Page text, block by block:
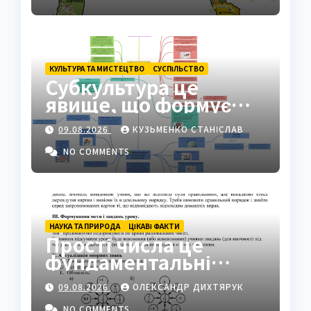
КУЛЬТУРА ТА МИСТЕЦТВО СУCПІЛЬСТВО
Субкультура це
явище, що формує
ідентичність груп у
суспільстві
09.08.2026
КУЗЬМЕНКО СТАНІСЛАВ
NO COMMENTS
НАУКА ТА ПРИРОДА ЦІКАВІ ФАКТИ
Прості числа це
фундаментальні
«атоми» математики
09.08.2026
ОЛЕКСАНДР ДИХТЯРУК